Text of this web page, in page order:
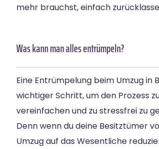
mehr brauchst, einfach
Was kann man alles entrümpeln?
Eine Entrümpelung beim Umzug in
wichtiger Schritt, um den Prozess
vereinfachen und zu stressfrei zu
Denn wenn du deine Besitztümer
Umzug auf das Wesentliche